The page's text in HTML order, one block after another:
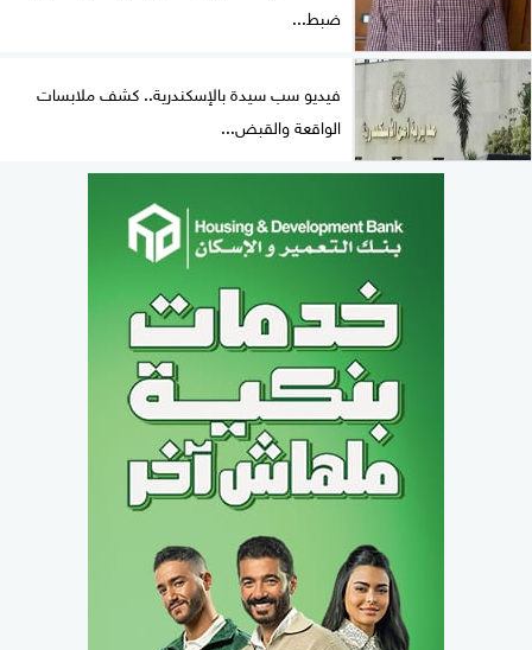
ضبط...
فيديو سب سيدة بالإسكندرية.. كشف ملابسات
الواقعة والقبض...